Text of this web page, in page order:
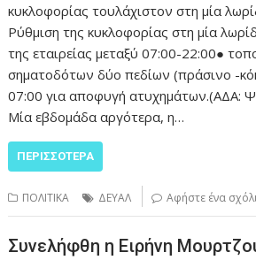
κυκλοφορίας τουλάχιστον στη μία
Ρύθμιση της κυκλοφορίας στη μία
της εταιρείας μεταξύ 07:00-22:00●
σηματοδότων δύο πεδίων (πράσινο -
07:00 για αποφυγή
Μία εβδομάδα αργότερα, η…
ΠΕΡΙΣΣΌΤΕΡΑ
ΠΟΛΙΤΙΚΑ ΔΕΥΑΛ Αφήστε ένα
Συνελήφθη η Ειρήνη